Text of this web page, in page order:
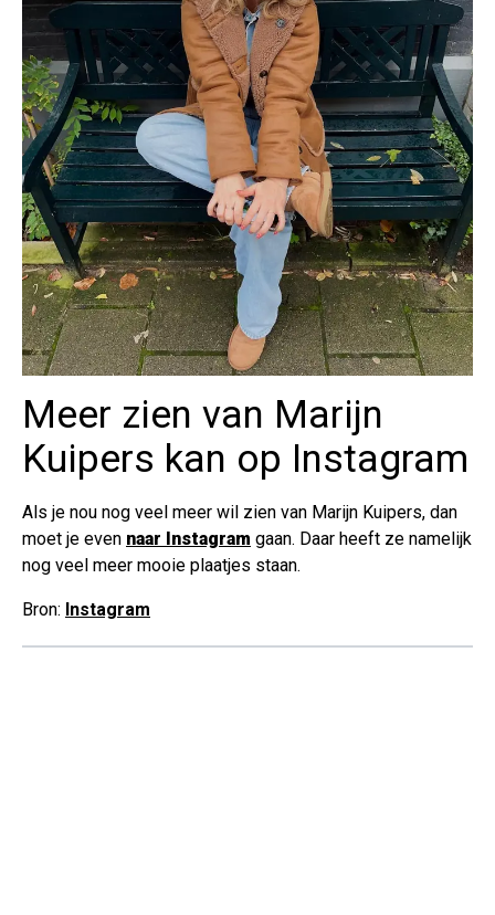
Meer zien van Marijn
Kuipers kan op Instagram
Als je nou nog veel meer wil zien van Marijn Kuipers, dan
moet je even naar Instagram gaan. Daar heeft ze namelijk
nog veel meer mooie plaatjes staan.
Bron: Instagram